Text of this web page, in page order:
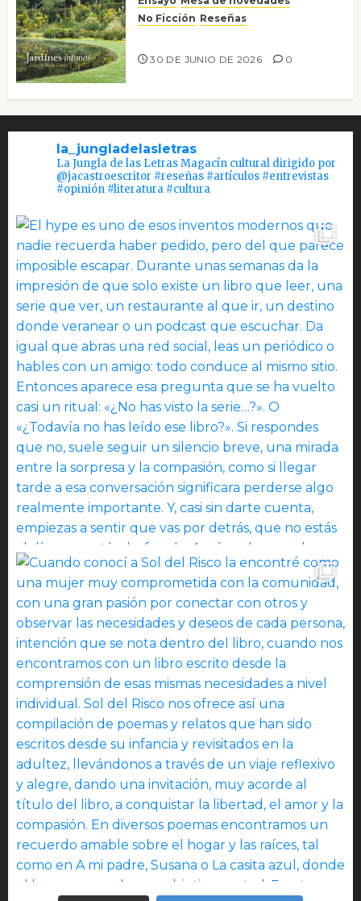
No Ficción Reseñas
30 DE JUNIO DE 2026 0
la_jungladelasletras
La Jungla de las Letras Magacín cultural dirigido por
@jacastroescritor #reseñas #artículos #entrevistas
#opinión #literatura #cultura